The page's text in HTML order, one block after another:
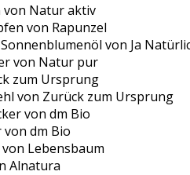
von Natur aktiv
von Rapunzel
von Ja
von Natur pur
zum Ursprung
von Zurück zum Ursprung
von dm Bio
von dm Bio
Lebensbaum
Alnatura